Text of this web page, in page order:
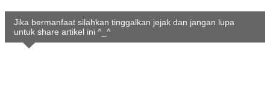
Jika bermanfaat silahkan tinggalkan jejak dan jangan lupa
untuk share artikel ini ^_^